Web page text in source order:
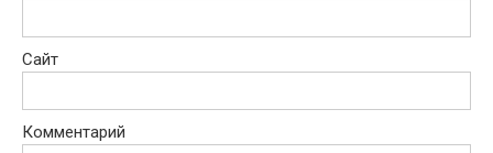
Сайт
Комментарий